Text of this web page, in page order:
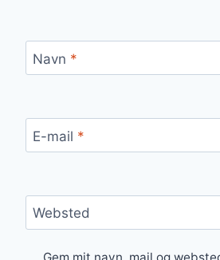
Navn *
E-mail *
Websted